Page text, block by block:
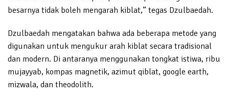
besarnya tidak boleh mengarah kiblat,” tegas Dzulbaedah.
Dzulbaedah mengatakan bahwa ada beberapa metode yang
digunakan untuk mengukur arah kiblat secara tradisional
dan modern. Di antaranya menggunakan tongkat istiwa, ribu
mujayyab, kompas magnetik, azimut qiblat, google earth,
mizwala, dan theodolith.